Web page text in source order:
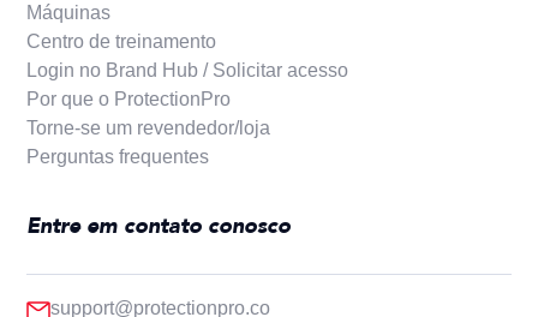
Máquinas
Centro de treinamento
Login no Brand Hub / Solicitar acesso
Por que o ProtectionPro
Torne-se um revendedor/loja
Perguntas frequentes
Entre em contato conosco
support@protectionpro.co